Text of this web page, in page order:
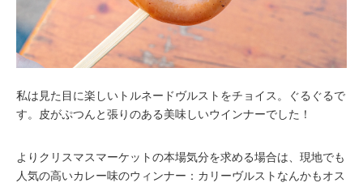
私は見た目に楽しいトルネードヴルストをチョイス。ぐるぐるで
す。皮がぷつんと張りのある美味しいウインナーでした！
よりクリスマスマーケットの本場気分を求める場合は、現地でも
人気の高いカレー味のウィンナー：カリーヴルストなんかもオス